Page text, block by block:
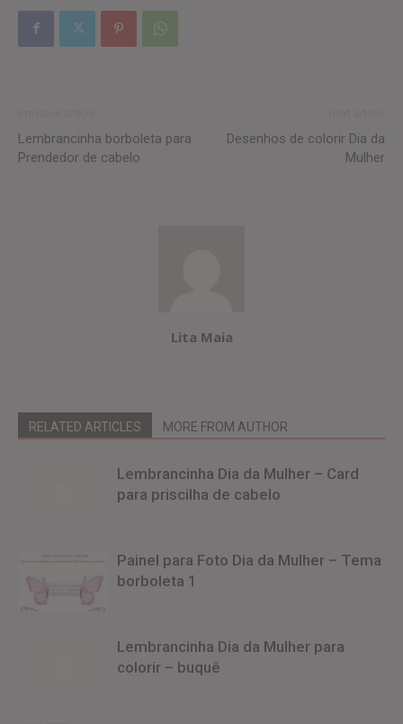
Lembrancinha borboleta para
Prendedor de cabelo
Desenhos de colorir Dia da
Mulher
Lita Maia
RELATED ARTICLES MORE FROM AUTHOR
Lembrancinha Dia da Mulher – Card
para priscilha de cabelo
Painel para Foto Dia da Mulher – Tema
borboleta 1
Lembrancinha Dia da Mulher para
colorir – buquê